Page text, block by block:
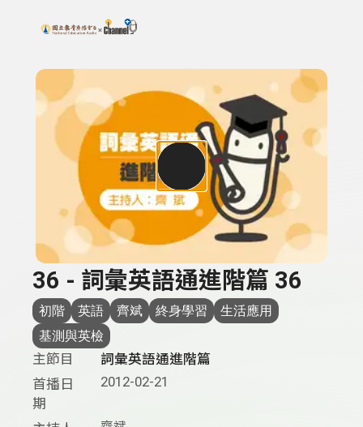
上方功能區塊
搜尋關鍵字：可輸入節目名稱、主持人或關鍵字
36 - 詞彙英語通進階篇 36
初階 英語 齊斌 終身學習
生活應用
基測與英檢
主節目
詞彙英語通進階篇
首播日
期
2012-02-21